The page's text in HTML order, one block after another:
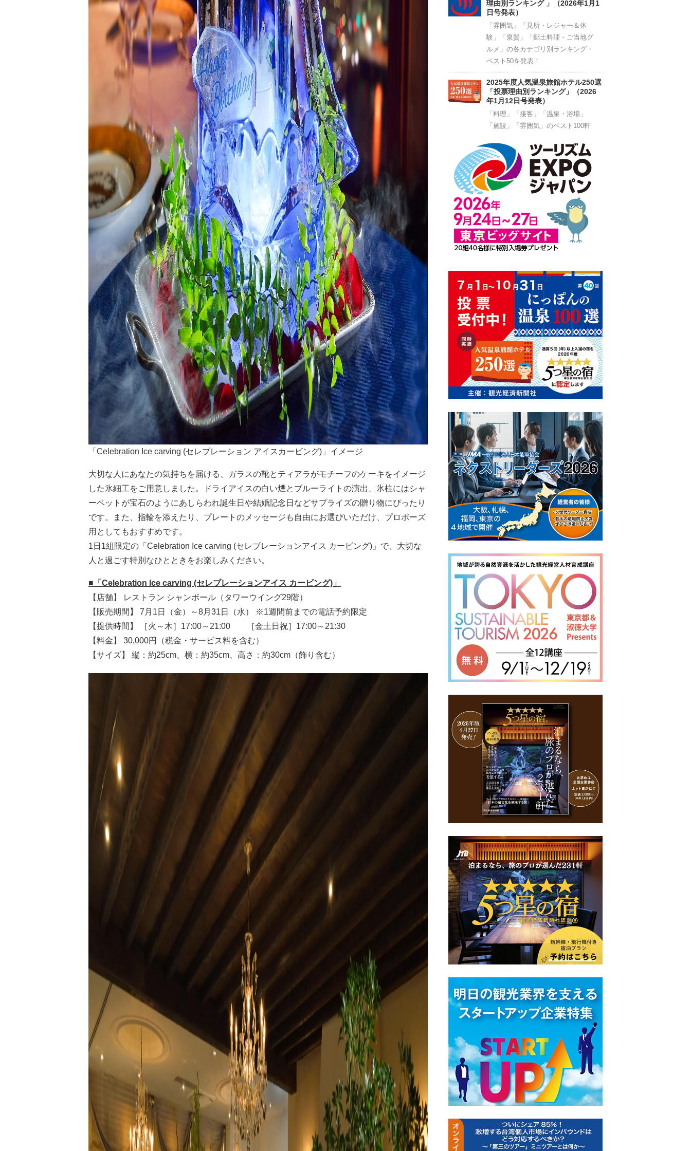
「Celebration Ice carving (セレブレーション アイスカービング)」イメージ
大切な人にあなたの気持ちを届ける、ガラスの靴とティアラがモチーフのケーキをイメージ
した氷細工をご用意しました。ドライアイスの白い煙とブルーライトの演出、氷柱にはシャ
ーベットが宝石のようにあしらわれ誕生日や結婚記念日などサプライズの贈り物にぴったり
です。また、指輪を添えたり、プレートのメッセージも自由にお選びいただけ、プロポーズ
用としてもおすすめです。
1日1組限定の「Celebration Ice carving (セレブレーションアイス カービング)」で、大切な
人と過ごす特別なひとときをお楽しみください。
■ 「Celebration Ice carving (セレブレーションアイス カービング)」
【店舗】 レストラン シャンボール（タワーウイング29階）
【販売期間】 7月1日（金）～8月31日（水） ※1週間前までの電話予約限定
【提供時間】 ［火～木］17:00～21:00 ［金土日祝］17:00～21:30
【料金】 30,000円（税金・サービス料を含む）
【サイズ】 縦：約25cm、横：約35cm、高さ：約30cm（飾り含む）
理由別ランキング 」（2026年1月1
日号発表）
「雰囲気」「見所・レジャー＆体
験」「泉質」「郷土料理・ご当地グ
ルメ」の各カテゴリ別ランキング・
ベスト50を発表！
2025年度人気温泉旅館ホテル250選
「投票理由別ランキング」（2026
年1月12日号発表）
「料理」「接客」「温泉・浴場」
「施設」「雰囲気」のベスト100軒